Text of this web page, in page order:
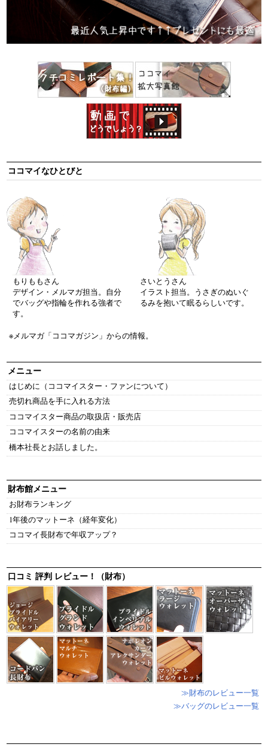
ココマイなひとびと
もりももさん
デザイン・メルマガ担当。自分
でバッグや指輪を作れる強者で
す。
さいとうさん
イラスト担当。うさぎのぬいぐ
るみを抱いて眠るらしいです。
※メルマガ「ココマガジン」からの情報。
メニュー
はじめに（ココマイスター・ファンについて）
売切れ商品を手に入れる方法
ココマイスター商品の取扱店・販売店
ココマイスターの名前の由来
橋本社長とお話しました。
財布館メニュー
お財布ランキング
1年後のマットーネ（経年変化）
ココマイ長財布で年収アップ？
口コミ 評判 レビュー！（財布）
≫財布のレビュー一覧
≫バッグのレビュー一覧